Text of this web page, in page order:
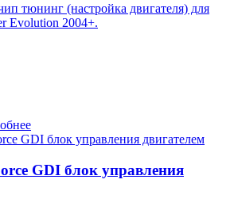
тюнинг (настройка двигателя) для
Evolution 2004+.
GDI блок управления